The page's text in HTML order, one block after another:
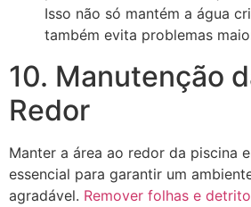
Isso não só mantém a água
também evita problemas
10. Manutenção
Redor
Manter a área ao redor da piscina
essencial para garantir um
agradável. Remover folhas e